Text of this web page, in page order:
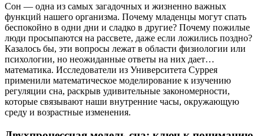
Сон — одна из самых загадочных и жизненно важных
функций нашего организма. Почему младенцы могут спать
беспокойно в одни дни и сладко в другие? Почему пожилые
люди просыпаются на рассвете, даже если ложились поздно?
Казалось бы, эти вопросы лежат в области физиологии или
психологии, но неожиданные ответы на них дает…
математика. Исследователи из Университета Суррея
применили математическое моделирование к изучению
регуляции сна, раскрыв удивительные закономерности,
которые связывают наши внутренние часы, окружающую
среду и возрастные изменения.